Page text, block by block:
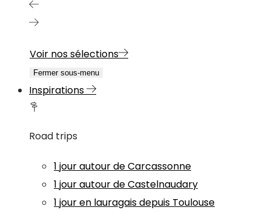
Voir nos sélections
Fermer sous-menu
Inspirations
Road trips
1 jour autour de Carcassonne
1 jour autour de Castelnaudary
1 jour en lauragais depuis Toulouse